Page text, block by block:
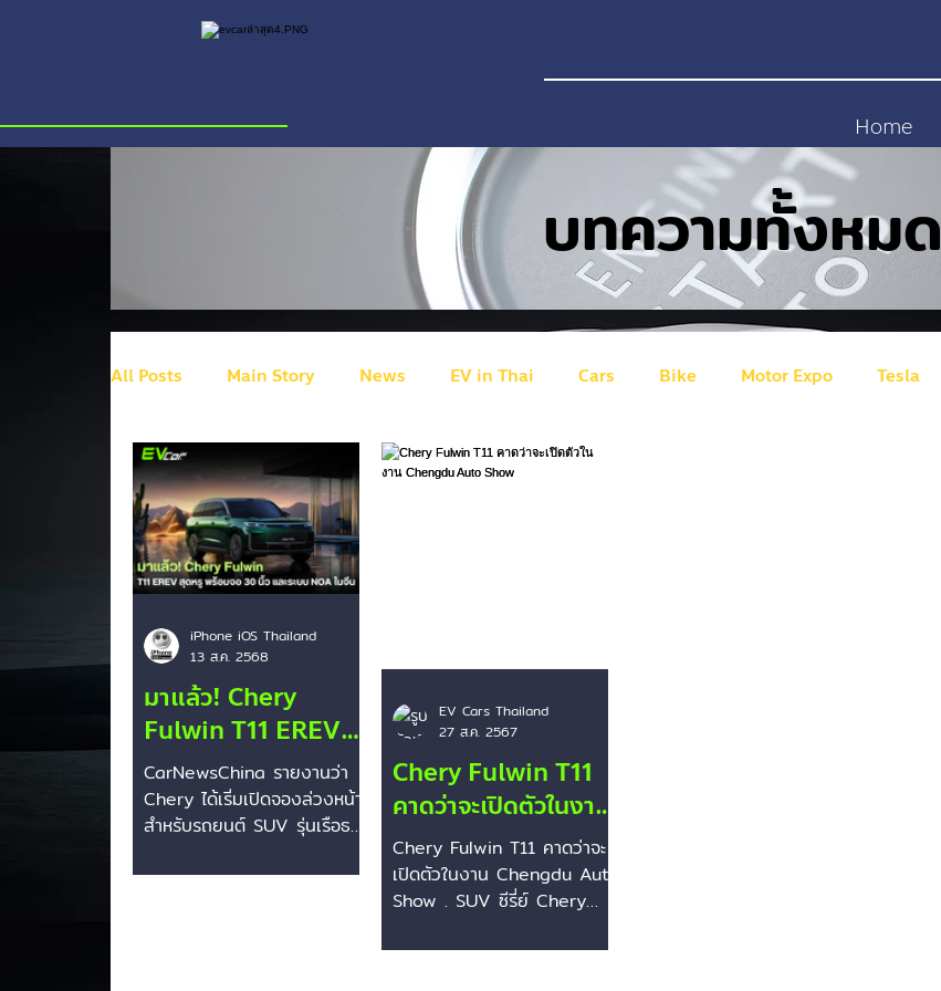
Home
บทความทั้งหมด
All Posts Main Story News EV in Thai Cars Bike Motor Expo Tesla
BYD Ram Volkswagen ID Buzz
Smart Mini Cooper
มาแล้ว! Chery
Fulwin T11 EREV
สุดหรู พร้อมจอ 30
นิ้ว และระบบ NOA ใน
จีน 🚗🖥️
CarNewsChina รายงานว่า
Chery ได้เริ่มเปิดจองล่วงหน้า
สำหรับรถยนต์ SUV รุ่นเรือธง
EREV แล้วในประเทศจีน...
iPhone iOS Thailand
13 ส.ค. 2568
Chery Fulwin T11
คาดว่าจะเปิดตัวในงาน
Chengdu Auto
Show
Chery Fulwin T11 คาดว่าจะ
เปิดตัวในงาน Chengdu Auto
Show . SUV ซีรี่ย์ Chery
งาน Chengdu Auto Show...
EV Cars Thailand
27 ส.ค. 2567